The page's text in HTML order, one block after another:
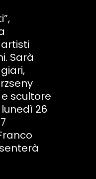
Sarà
scultore
26